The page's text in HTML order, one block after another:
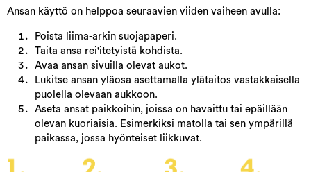
Ansan käyttö on helppoa seuraavien viiden vaiheen avulla:
Poista liima-arkin suojapaperi.
Taita ansa rei'itetyistä kohdista.
Avaa ansan sivuilla olevat aukot.
Lukitse ansan yläosa asettamalla ylätaitos vastakkaisella
puolella olevaan aukkoon.
Aseta ansat paikkoihin, joissa on havaittu tai epäillään
olevan kuoriaisia. Esimerkiksi matolla tai sen ympärillä
paikassa, jossa hyönteiset liikkuvat.